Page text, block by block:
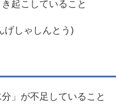
起こしていること
げしゃしんとう)
」が不足していること